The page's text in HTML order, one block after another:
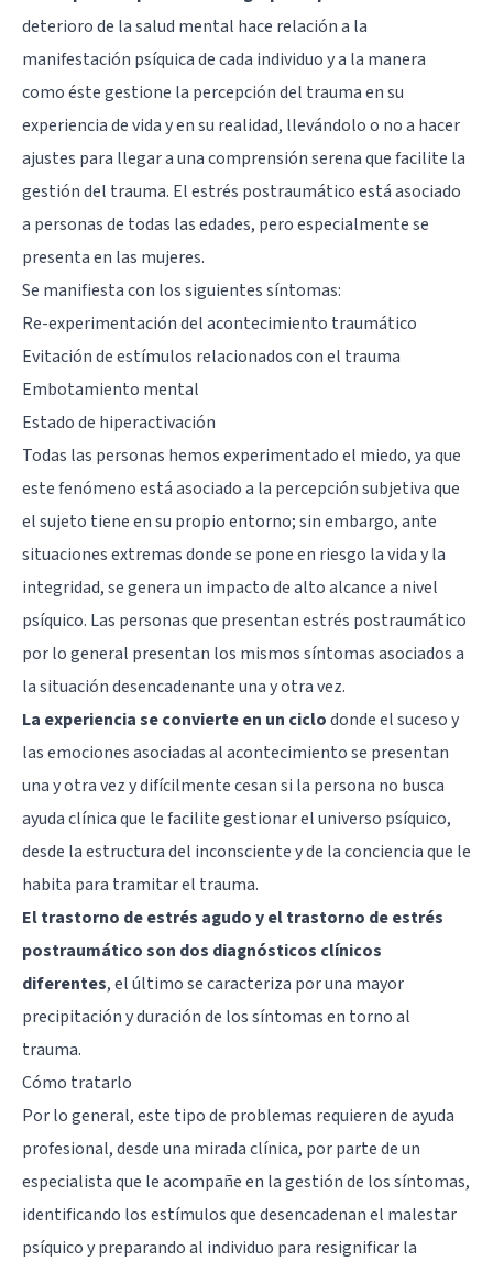
deterioro de la salud mental hace relación a la
manifestación psíquica de cada individuo y a la manera
como éste gestione la percepción del trauma en su
experiencia de vida y en su realidad, llevándolo o no a hacer
ajustes para llegar a una comprensión serena que facilite la
gestión del trauma. El estrés postraumático está asociado
a personas de todas las edades, pero especialmente se
presenta en las mujeres.
Se manifiesta con los siguientes síntomas:
Re-experimentación del acontecimiento traumático
Evitación de estímulos relacionados con el trauma
Embotamiento mental
Estado de hiperactivación
Todas las personas hemos experimentado el miedo, ya que
este fenómeno está asociado a la percepción subjetiva que
el sujeto tiene en su propio entorno; sin embargo, ante
situaciones extremas donde se pone en riesgo la vida y la
integridad, se genera un impacto de alto alcance a nivel
psíquico. Las personas que presentan estrés postraumático
por lo general presentan los mismos síntomas asociados a
la situación desencadenante una y otra vez.
La experiencia se convierte en un ciclodonde el suceso y
las emociones asociadas al acontecimiento se presentan
una y otra vez y difícilmente cesan si la persona no busca
ayuda clínica que le facilite gestionar el universo psíquico,
desde la estructura del inconsciente y de la conciencia que le
habita para tramitar el trauma.
El trastorno de estrés agudo y el trastorno de estrés
postraumático son dos diagnósticos clínicos
diferentes, el último se caracteriza por una mayor
precipitación y duración de los síntomas en torno al
trauma.
Cómo tratarlo
Por lo general, este tipo de problemas requieren de ayuda
profesional, desde una mirada clínica, por parte de un
especialista que le acompañe en la gestión de los síntomas,
identificando los estímulos que desencadenan el malestar
psíquico y preparando al individuo para resignificar la